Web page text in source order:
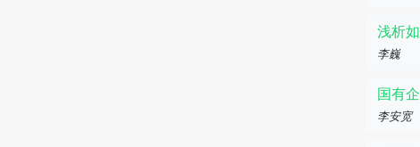
浅析
李巍
国有
李安宽